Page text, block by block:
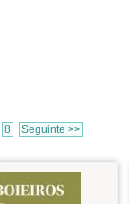
8 Seguinte >>